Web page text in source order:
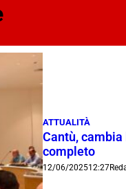
ATTUALITÀ
Cantù,
completo
12/06/202512:27